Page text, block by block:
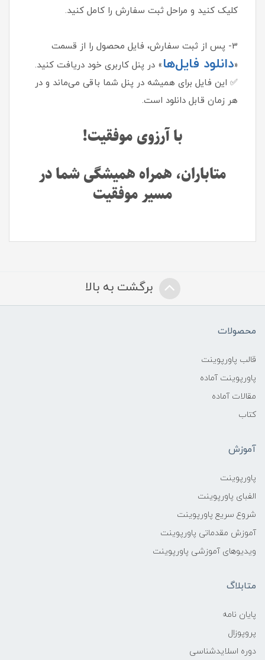
کلیک کنید و مراحل ثبت سفارش را کامل کنید.
3- پس از ثبت سفارش، فایل محصول را از قسمت
«دانلود فایل‌ها» در پنل کاربری خود دریافت کنید.
✅ این فایل برای همیشه در پنل شما باقی می‌ماند و در
هر زمان قابل دانلود است.
با آرزوی موفقیت!
متاباران، همراه همیشگی شما در
مسیر موفقیت
برگشت به بالا
محصولات
قالب پاورپوینت
پاورپوینت آماده
مقالات آماده
کتاب
آموزش
پاورپوینت
الفبای پاورپوینت
شروع سریع پاورپوینت
آموزش مقدماتی پاورپوینت
ویدیوهای آموزشی پاورپوینت
متابلاگ
پایان نامه
پروپوزال
دوره اسلایدشناسی